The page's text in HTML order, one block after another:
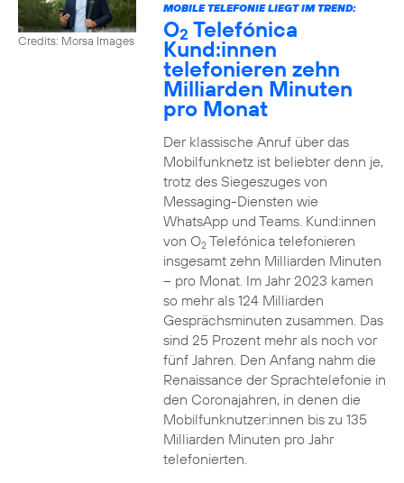
Credits: Morsa Images
MOBILE TELEFONIE LIEGT IM TREND:
O2 Telefónica
Kund:innen
telefonieren zehn
Milliarden Minuten
pro Monat
Der klassische Anruf über das
Mobilfunknetz ist beliebter denn je,
trotz des Siegeszuges von
Messaging-Diensten wie
WhatsApp und Teams. Kund:innen
von O2Telefónica telefonieren
insgesamt zehn Milliarden Minuten
– pro Monat. Im Jahr 2023 kamen
so mehr als 124 Milliarden
Gesprächsminuten zusammen. Das
sind 25 Prozent mehr als noch vor
fünf Jahren. Den Anfang nahm die
Renaissance der Sprachtelefonie in
den Coronajahren, in denen die
Mobilfunknutzer:innen bis zu 135
Milliarden Minuten pro Jahr
telefonierten.